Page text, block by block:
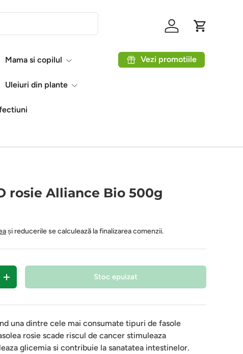
Autentificare
Coș
Mama si copilul
Uleiuri din plante
Vezi promotiile
rosie Alliance Bio 500g
și reducerile se calculează la finalizarea comenzii.
+ Stoc epuizat
una dintre cele mai consumate tipuri de fasole
rosie scade riscul de cancer stimuleaza
glicemia si contribuie la sanatatea intestinelor.